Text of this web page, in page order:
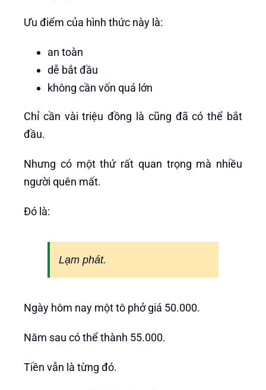
Ưu điểm của hình thức này là:
an toàn
dễ bắt đầu
không cần vốn quá lớn
Chỉ cần vài triệu đồng là cũng đã có thể bắt
đầu.
Nhưng có một thứ rất quan trọng mà nhiều
người quên mất.
Đó là:
Lạm phát.
Ngày hôm nay một tô phở giá 50.000.
Năm sau có thể thành 55.000.
Tiền vẫn là từng đó.